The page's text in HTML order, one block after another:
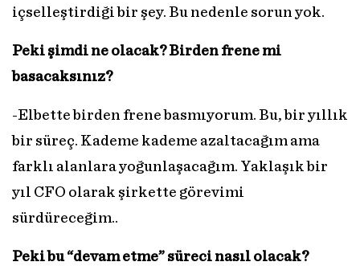
içselleştirdiği bir şey. Bu nedenle sorun yok.
Peki şimdi ne olacak? Birden frene mi
basacaksınız?
-Elbette birden frene basmıyorum. Bu, bir yıllık
bir süreç. Kademe kademe azaltacağım ama
farklı alanlara yoğunlaşacağım. Yaklaşık bir
yıl CFO olarak şirkette görevimi
sürdüreceğim..
Peki bu “devam etme” süreci nasıl olacak?